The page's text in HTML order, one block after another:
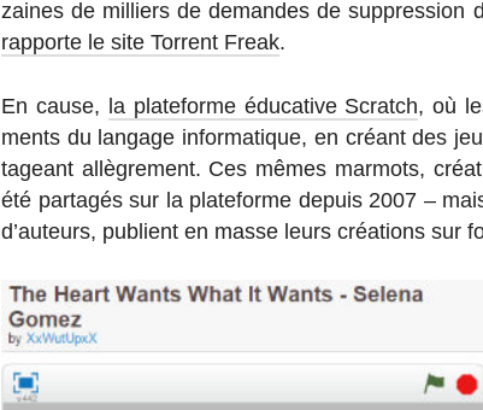
zaines de mil­liers de de­mandes de sup­pres­sion
rap­porte le site Torrent Freak.
En cause, la pla­te­forme édu­ca­tive Scratch, où
ments du langage in­for­ma­tique, en créant des
ta­geant al­lè­gre­ment. Ces mêmes marmots,
été par­ta­gés sur la pla­te­forme depuis 2007 –
d’au­teurs, pu­blient en masse leurs créa­tions sur